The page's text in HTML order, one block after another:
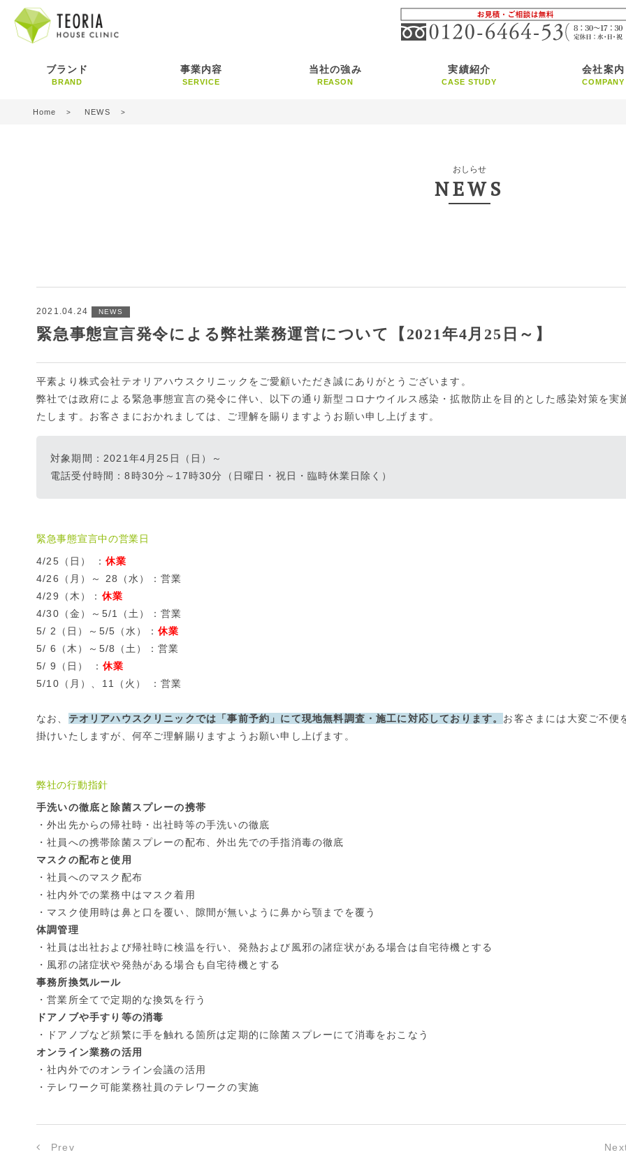
ブランド
BRAND
事業内容
SERVICE
当社の強み
REASON
実績紹介
CASE STUDY
会社案内
COMPANY
Home NEWS
おしらせ
NEWS
2021.04.24 NEWS
緊急事態宣言発令による弊社業務運営について【2021年4月25日～】
平素より株式会社テオリアハウスクリニックをご愛顧いただき誠にありがとうございます。
弊社では政府による緊急事態宣言の発令に伴い、以下の通り新型コロナウイルス感染・拡散防止を目的とした感染対策を実
たします。お客さまにおかれましては、ご理解を賜りますようお願い申し上げます。
対象期間：2021年4月25日（日）～
電話受付時間：8時30分～17時30分（日曜日・祝日・臨時休業日除く）
緊急事態宣言中の営業日
4/25（日） ： 休業
4/26（月）～ 28（水）：営業
4/29（木）： 休業
4/30（金）～5/1（土）：営業
5/ 2（日）～5/5（水）： 休業
5/ 6（木）～5/8（土）：営業
5/ 9（日） ： 休業
5/10（月）、11（火） ：営業
なお、 テオリアハウスクリニックでは「事前予約」にて現地無料調査・施工に対応しております。 お客さまには大変ご不便
掛けいたしますが、何卒ご理解賜りますようお願い申し上げます。
弊社の行動指針
手洗いの徹底と除菌スプレーの携帯
・外出先からの帰社時・出社時等の手洗いの徹底
・社員への携帯除菌スプレーの配布、外出先での手指消毒の徹底
マスクの配布と使用
・社員へのマスク配布
・社内外での業務中はマスク着用
・マスク使用時は鼻と口を覆い、隙間が無いように鼻から顎までを覆う
体調管理
・社員は出社および帰社時に検温を行い、発熱および風邪の諸症状がある場合は自宅待機とする
・風邪の諸症状や発熱がある場合も自宅待機とする
事務所換気ルール
・営業所全てで定期的な換気を行う
ドアノブや手すり等の消毒
・ドアノブなど頻繁に手を触れる箇所は定期的に除菌スプレーにて消毒をおこなう
オンライン業務の活用
・社内外でのオンライン会議の活用
・テレワーク可能業務社員のテレワークの実施
Prev